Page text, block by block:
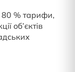
80 % тарифи,
об’єктів